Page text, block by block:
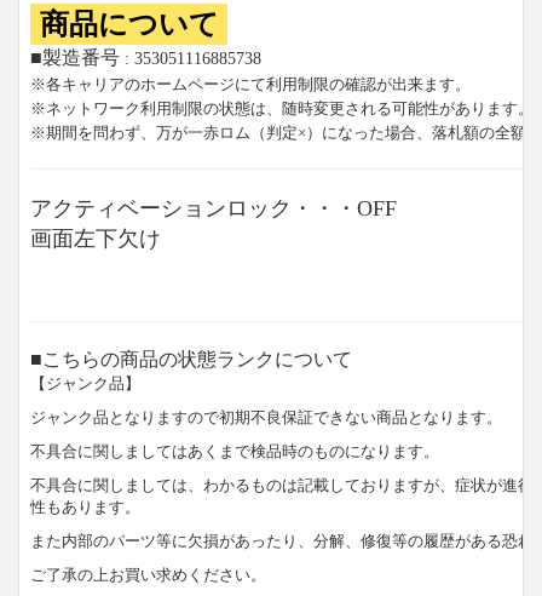
商品について
■製造番号 : 353051116885738
※各キャリアのホームページにて利用制限の確認が出来ます。
※ネットワーク利用制限の状態は、随時変更される可能性があります。
※期間を問わず、万が一赤ロム（判定×）になった場合、落札額の全額
アクティベーションロック・・・OFF
画面左下欠け
■こちらの商品の状態ランクについて
【ジャンク品】
ジャンク品となりますので初期不良保証できない商品となります。
不具合に関しましてはあくまで検品時のものになります。
不具合に関しましては、わかるものは記載しておりますが、症状が進
性もあります。
また内部のパーツ等に欠損があったり、分解、修復等の履歴がある恐れ
ご了承の上お買い求めください。